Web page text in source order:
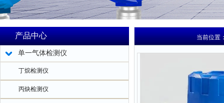
产品中心
单一气体检测仪
丁烷检测仪
丙炔检测仪
当前位置